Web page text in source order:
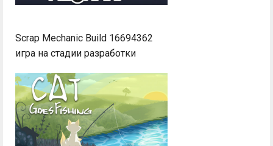
Scrap Mechanic Build 16694362
игра на стадии разработки